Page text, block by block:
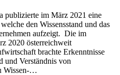
publizierte im März 2021 eine
den Wissensstand und das
aufzeigt. Die im
2020 österreichweit
brachte Erkenntnisse
und Verständnis von
Wissen-…